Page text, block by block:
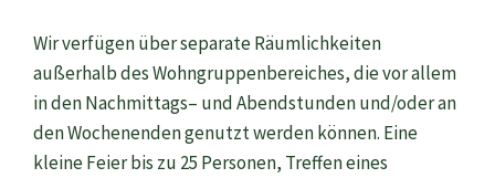
Wir verfügen überseparate Räumlichkeiten
außerhalb des Wohngruppenbereiches,die vor allem
in den Nachmittags– und Abendstundenund/oder an
den Wochenendengenutzt werden können. Eine
kleine Feier bis zu 25 Personen, Treffen eines